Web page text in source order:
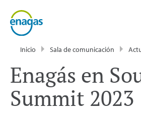
Inicio Sala de comunicación
Enagás en
Summit 2023